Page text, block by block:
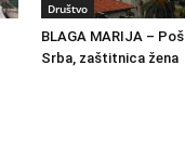
Društvo
BLAGA MARIJA –
Srba, zaštitnica žena